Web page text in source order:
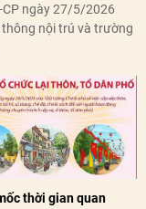
ngày 27/5/2026
nội trú và trường
thời gian quan